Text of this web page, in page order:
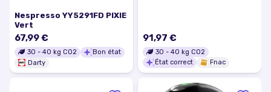
Nespresso YY5291FD PIXIE
Vert
67,99 €
30 - 40 kg CO2
Bon état
Darty
91,97 €
30 - 40 kg CO2
État correct
Fnac